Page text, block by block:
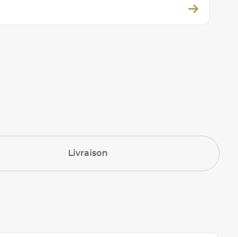
Livraison